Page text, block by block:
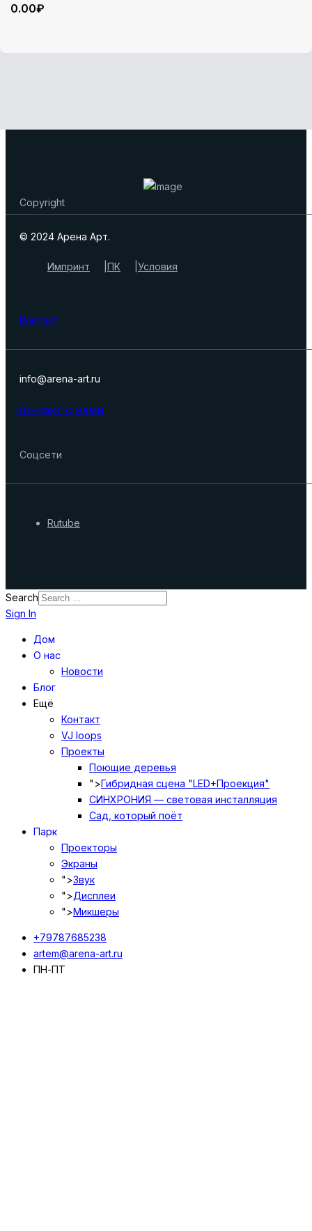
0.00₽
Copyright
© 2024 Арена Арт.
Импринт ПК Условия
Контакт
info@arena-art.ru
Контакт с нами
Соцсети
Rutube
Search
Sign In
Дом
О нас
Новости
Блог
Ещё
Контакт
VJ loops
Проекты
Поющие деревья
">Гибридная сцена "LED+Проекция"
СИНХРОНИЯ — световая инсталляция
Сад, который поёт
Парк
Проекторы
Экраны
">Звук
">Дисплеи
">Микшеры
+79787685238
artem@arena-art.ru
ПН-ПТ